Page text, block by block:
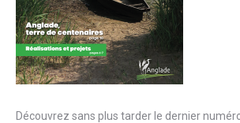
Découvrez sans plus tarder le dernier